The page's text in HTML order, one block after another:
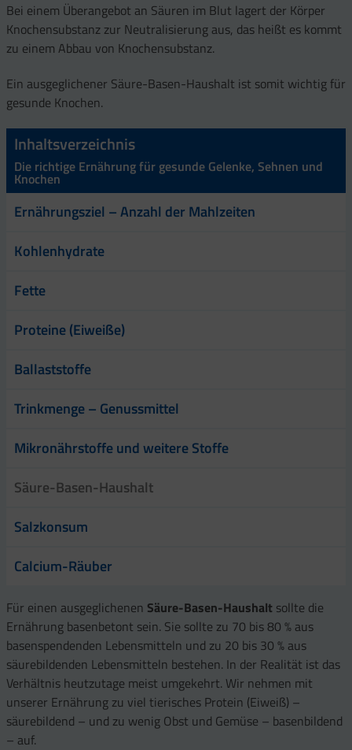
Bei einem Überangebot an Säuren im Blut lagert der Körper
Knochensubstanz zur Neutralisierung aus, das heißt es kommt
zu einem Abbau von Knochensubstanz.
Ein ausgeglichener Säure-Basen-Haushalt ist somit wichtig für
gesunde Knochen.
Inhaltsverzeichnis
Die richtige Ernährung für gesunde Gelenke, Sehnen und
Knochen
Ernährungsziel – Anzahl der Mahlzeiten
Kohlenhydrate
Fette
Proteine (Eiweiße)
Ballaststoffe
Trinkmenge – Genussmittel
Mikronährstoffe und weitere Stoffe
Säure-Basen-Haushalt
Salzkonsum
Calcium-Räuber
Für einen ausgeglichenen Säure-Basen-Haushalt sollte die
Ernährung basenbetont sein. Sie sollte zu 70 bis 80 % aus
basenspendenden Lebensmitteln und zu 20 bis 30 % aus
säurebildenden Lebensmitteln bestehen. In der Realität ist das
Verhältnis heutzutage meist umgekehrt. Wir nehmen mit
unserer Ernährung zu viel tierisches Protein (Eiweiß) –
säurebildend – und zu wenig Obst und Gemüse – basenbildend
– auf.